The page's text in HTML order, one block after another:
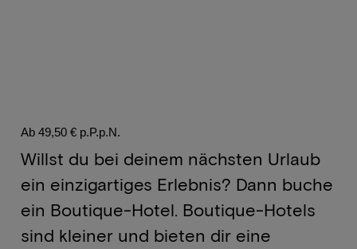
Ab 49,50 € p.P.p.N.
Willst du bei deinem nächsten Urlaub
ein einzigartiges Erlebnis? Dann buche
ein Boutique-Hotel. Boutique-Hotels
sind kleiner und bieten dir eine